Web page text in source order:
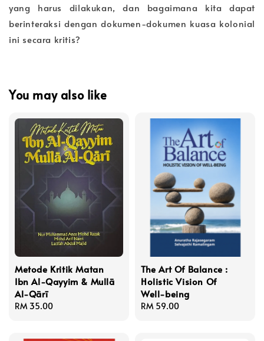
yang harus dilakukan, dan bagaimana kita dapat
berinteraksi dengan dokumen-dokumen kuasa kolonial
ini secara kritis?
You may also like
Metode Kritik Matan
Ibn Al-Qayyim & Mullā
Al-Qārī
Regular
RM 35.00
The Art Of Balance :
Holistic Vision Of
Well-being
Regular
RM 59.00